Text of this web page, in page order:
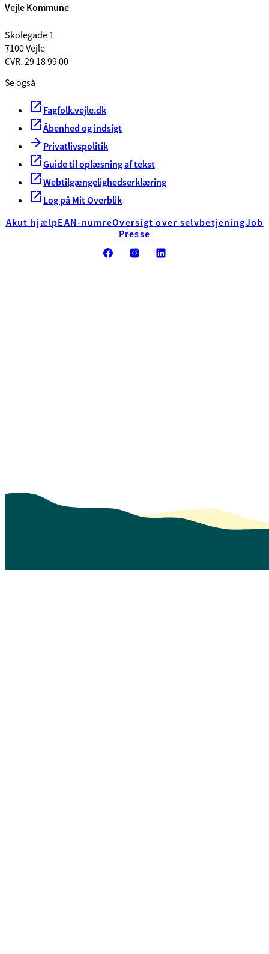
Vejle Kommune
Skolegade 1
7100 Vejle
CVR. 29 18 99 00
Se også
Fagfolk.vejle.dk
Åbenhed og indsigt
Privatlivspolitik
Guide til oplæsning af tekst
Webtilgængelighedserklæring
Log på Mit Overblik
Akut hjælpEAN-numreOversigt over selvbetjeningJob
Presse